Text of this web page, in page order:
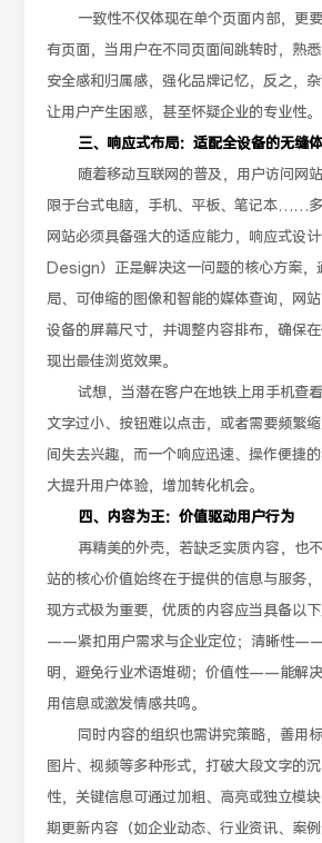
一致性不仅体现在单个页面内部，更
有页面，当用户在不同页面间跳转时，熟
安全感和归属感，强化品牌记忆，反之，
让用户产生困惑，甚至怀疑企业的专业性。
三、响应式布局：适配全设备的无缝
随着移动互联网的普及，用户访问网
限于台式电脑，手机、平板、笔记本……
网站必须具备强大的适应能力，响应式设
Design）正是解决这一问题的核心方案，
局、可伸缩的图像和智能的媒体查询，网
设备的屏幕尺寸，并调整内容排布，确保
现出最佳浏览效果。
试想，当潜在客户在地铁上用手机查
文字过小、按钮难以点击，或者需要频繁
间失去兴趣，而一个响应迅速、操作便捷
大提升用户体验，增加转化机会。
四、内容为王：价值驱动用户行为
再精美的外壳，若缺乏实质内容，也
站的核心价值始终在于提供的信息与服务
现方式极为重要，优质的内容应当具备以
——紧扣用户需求与企业定位；清晰性——
明，避免行业术语堆砌；价值性——能解
用信息或激发情感共鸣。
同时内容的组织也需讲究策略，善用
图片、视频等多种形式，打破大段文字的
性，关键信息可通过加粗、高亮或独立模
期更新内容（如企业动态、行业资讯、案